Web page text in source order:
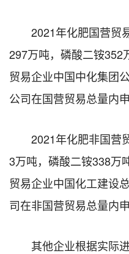
2021年化肥国营贸
297万吨，磷酸二铵352
贸易企业中国中化集团
公司在国营贸易总量内
2021年化肥非国营
3万吨，磷酸二铵338万
贸易企业中国化工建设
司在非国营贸易总量内
其他企业根据实际